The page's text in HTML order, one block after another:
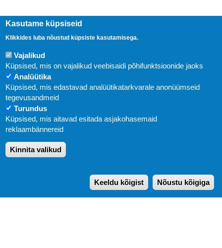
Uudised
KIRJASTUS PEGASUS OÜ © 2020
Paldiski mnt. 29 (A korpus VI korrus), Tallinn
E-post:pegasus[at]pegasus.ee
Kasutame küpsiseid
Klikkides luba nõustud küpsiste kasutamisega.
Vajalikud
Küpsised, mis on vajalikud veebisaidi põhifunktsioonide jaoks
Analüütika
Küpsised, mis edastavad analüütikatarkvarale anonüümseid
tegevusandmeid
Turundus
Küpsised, mis aitavad esitada asjakohasemaid
reklaambännereid
Kinnita valikud
Keeldu kõigist Nõustu kõigiga